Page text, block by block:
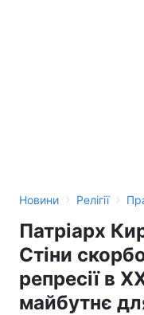
Новини › Релігії ›
Патріарх
Стіни
репресії в
майбутнє